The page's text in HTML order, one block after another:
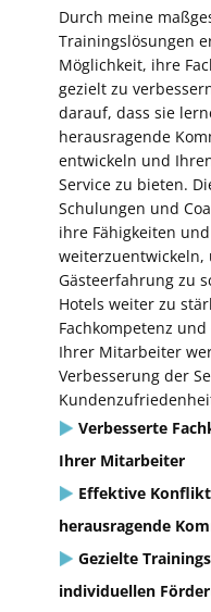
Durch meine
Trainingslösungen
Möglichkeit, ihre
gezielt zu
darauf, dass sie
herausragende
entwickeln und
Service zu bieten.
Schulungen und
ihre Fähigkeiten
weiterzuentwickeln,
Gästeerfahrung zu
Hotels weiter zu
Fachkompetenz
Ihrer Mitarbeiter
Verbesserung der
Verbesserte
Ihrer Mitarbeiter
Effektive
herausragende
Gezielte
individuellen